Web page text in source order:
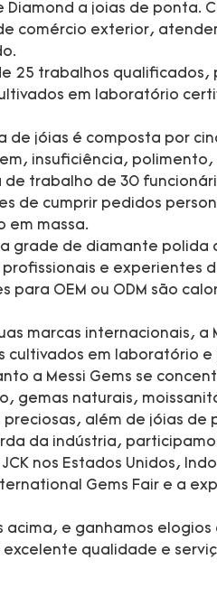
Diamond a joias de ponta.
comércio exterior,
25 trabalhos
em laboratório
de jóias é composta por
insuficiência, polimento,
trabalho de 30
de cumprir pedidos
em massa.
grade de diamante polida
e experientes
para OEM ou ODM são
marcas internacionais, a
cultivados em laboratório
a Messi Gems se
gemas naturais,
além de jóias de
da indústria,
nos Estados Unidos,
Gems Fair e a
acima, e ganhamos elogios
qualidade e